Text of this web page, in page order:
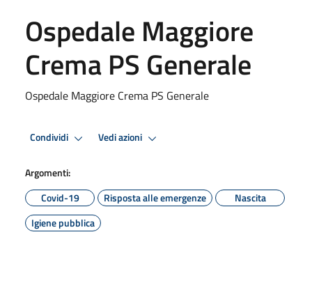
Ospedale Maggiore
Crema PS Generale
Ospedale Maggiore Crema PS Generale
Condividi Vedi azioni
Argomenti:
Covid-19
Risposta alle emergenze
Nascita
Igiene pubblica